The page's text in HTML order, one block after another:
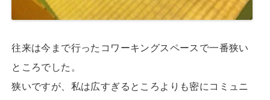
往来は今まで行ったコワーキングスペースで一番狭い
ところでした。
狭いですが、私は広すぎるところよりも密にコミュニ